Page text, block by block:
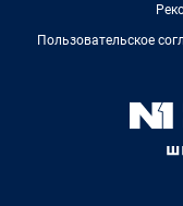
Пользовательское